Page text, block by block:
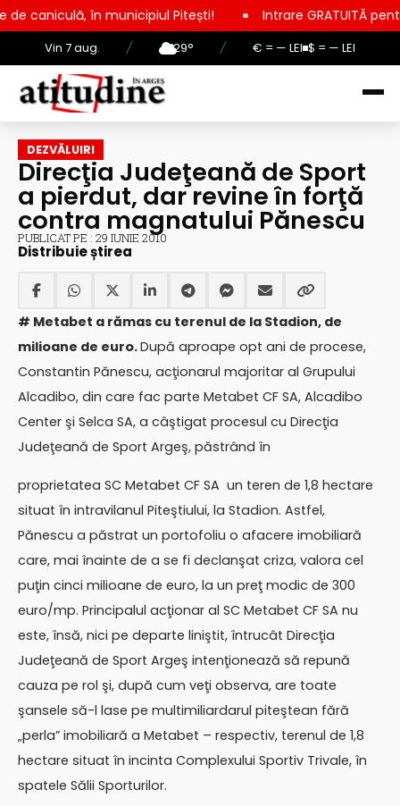
Vin 7 aug. / 29° / € = — LEI $ = — LEI
Pitești! Intrare GRATUITĂ pentru copii, elevi și
DEZVĂLUIRI
Direcţia Judeţeană de Sport
a pierdut, dar revine în forţă
contra magnatului Pănescu
PUBLICAT PE : 29 IUNIE 2010
Distribuie știrea
# Metabet a rămas cu terenul de la Stadion, de
milioane de euro.După aproape opt ani de procese,
Constantin Pănescu, acţionarul majoritar al Grupului
Alcadibo, din care fac parte Metabet CF SA, Alcadibo
Center şi Selca SA, a câştigat procesul cu Direcţia
Judeţeană de Sport Argeş, păstrând în
proprietatea SC Metabet CF SA un teren de 1,8 hectare
situat în intravilanul Piteştiului, la Stadion. Astfel,
Pănescu a păstrat un portofoliu o afacere imobiliară
care, mai înainte de a se fi declanşat criza, valora cel
puţin cinci milioane de euro, la un preţ modic de 300
euro/mp. Principalul acţionar al SC Metabet CF SA nu
este, însă, nici pe departe liniştit, întrucât Direcţia
Judeţeană de Sport Argeş intenţionează să repună
cauza pe rol şi, după cum veţi observa, are toate
şansele să-l lase pe multimiliardarul piteştean fără
„perla” imobiliară a Metabet – respectiv, terenul de 1,8
hectare situat în incinta Complexului Sportiv Trivale, în
spatele Sălii Sporturilor.